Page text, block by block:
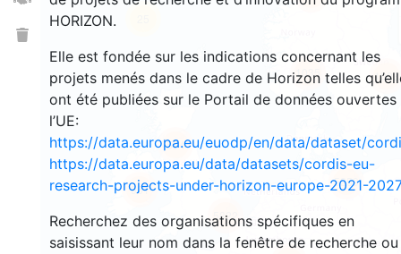
HORIZON.
Elle est fondée sur les indications concernant les
projets menés dans le cadre de Horizon telles
ont été publiées sur le Portail de données ouvertes
l’UE:
https://data.europa.eu/euodp/en/data/dataset/
https://data.europa.eu/data/datasets/cordis-eu-
research-projects-under-horizon-europe-2021-2027
Recherchez des organisations spécifiques en
saisissant leur nom dans la fenêtre de recherche ou
1035
5259
1003
961
594
5822